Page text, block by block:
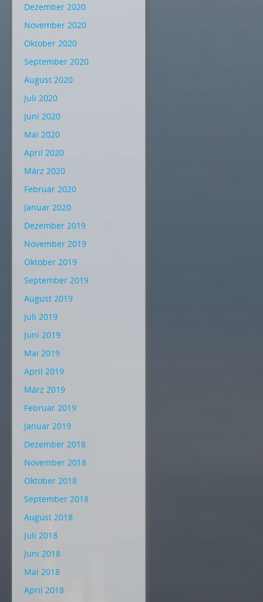
Dezember 2020
November 2020
Oktober 2020
September 2020
August 2020
Juli 2020
Juni 2020
Mai 2020
April 2020
März 2020
Februar 2020
Januar 2020
Dezember 2019
November 2019
Oktober 2019
September 2019
August 2019
Juli 2019
Juni 2019
Mai 2019
April 2019
März 2019
Februar 2019
Januar 2019
Dezember 2018
November 2018
Oktober 2018
September 2018
August 2018
Juli 2018
Juni 2018
Mai 2018
April 2018